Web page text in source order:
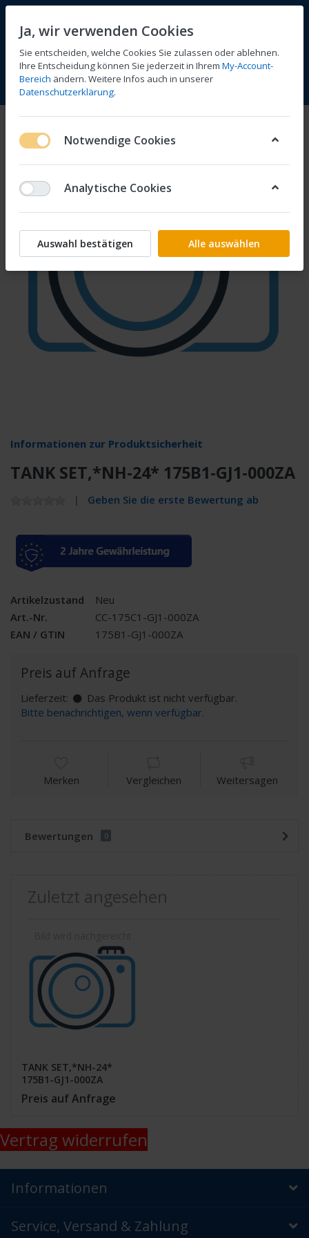
Menü Anmelden Vergleichen Wunschliste
Informationen zur Produktsicherheit
TANK SET,*NH-24* 175B1-GJ1-000ZA
Geben Sie die erste Bewertung ab
Artikelzustand
Neu
Art.-Nr.
CC-175C1-GJ1-000ZA
EAN / GTIN
175B1-GJ1-000ZA
Preis auf Anfrage
Lieferzeit:
Das Produkt ist nicht verfügbar.
Bitte benachrichtigen, wenn verfügbar.
Merken Vergleichen Weitersagen
Bewertungen 0
Zuletzt angesehen
TANK SET,*NH-24*
175B1-GJ1-000ZA
Preis auf Anfrage
Vertrag widerrufen
Informationen
Service, Versand & Zahlung
Ja, wir verwenden Cookies
Sie entscheiden, welche Cookies Sie zulassen oder ablehnen.
Ihre Entscheidung können Sie jederzeit in Ihrem My-Account-
Bereich ändern. Weitere Infos auch in unserer
Datenschutzerklärung.
Notwendige Cookies
Analytische Cookies
Auswahl bestätigen Alle auswählen